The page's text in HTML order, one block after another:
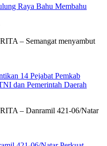
Raya Bahu Membahu
– Semangat menyambut
14 Pejabat Pemkab
dan Pemerintah Daerah
– Danramil 421-06/Natar